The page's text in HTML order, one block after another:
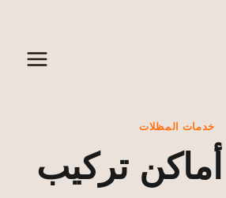
خدمات المظلات
تركيب